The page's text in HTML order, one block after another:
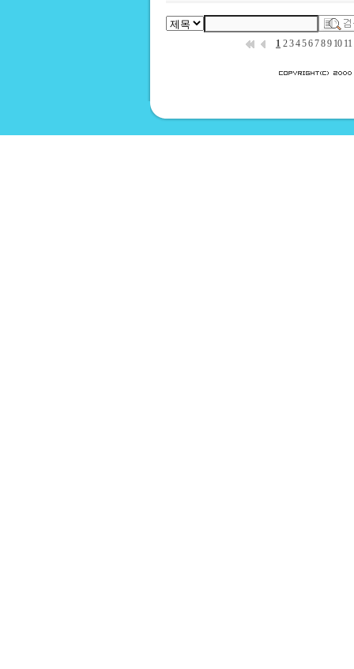
1 2 3 4 5 6 7 8 9 10 11